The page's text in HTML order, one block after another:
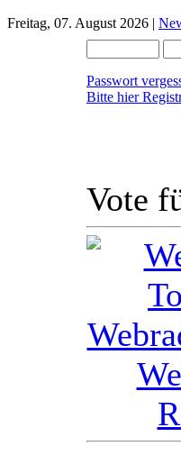
Freitag, 07. August 2026 |
Passwort
Bitte hier
Vote